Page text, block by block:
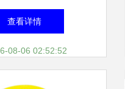
智慧童年
查看详情
08-06 02:52:52